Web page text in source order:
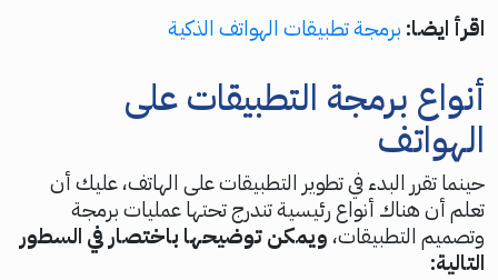
اقرأ ايضا: برمجة تطبيقات الهواتف الذكية
أنواع برمجة التطبيقات على
الهواتف
حينما تقرر البدء في تطوير التطبيقات على الهاتف، عليك أن
تعلم أن هناك أنواع رئيسية تندرج تحتها عمليات برمجة
وتصميم التطبيقات، ويمكن توضيحها باختصار في السطور
التالية: